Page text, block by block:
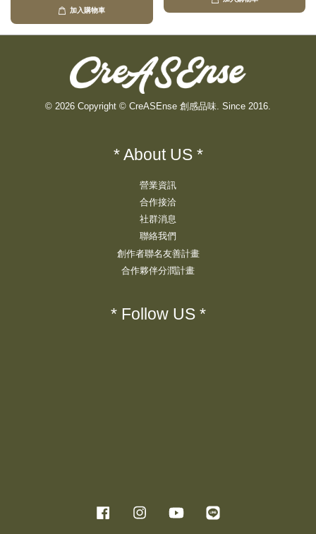
加入購物車
© 2026 Copyright © CreASEnse 創感品味. Since 2016.
* About US *
營業資訊
合作接洽
社群消息
聯絡我們
創作者聯名友善計畫
合作夥伴分潤計畫
* Follow US *
Facebook Instagram YouTube